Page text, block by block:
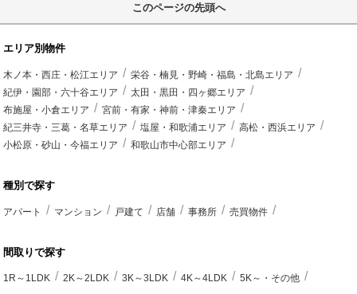
このページの先頭へ
エリア別物件
木ノ本・西庄・松江エリア
栄谷・楠見・野崎・福島・北島エリア
紀伊・園部・六十谷エリア
太田・黒田・四ヶ郷エリア
布施屋・小倉エリア
宮前・有家・神前・津秦エリア
紀三井寺・三葛・名草エリア
塩屋・和歌浦エリア
高松・西浜エリア
小松原・砂山・今福エリア
和歌山市中心部エリア
種別で探す
アパート マンション 戸建て 店舗 事務所 売買物件
間取りで探す
1R～1LDK 2K～2LDK 3K～3LDK 4K～4LDK 5K～・その他